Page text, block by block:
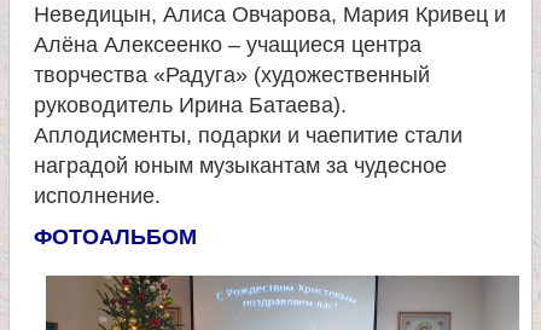
л
я
П
а
Неведицын, Алиса Овчарова, Мария Кривец и
Алёна Алексеенко – учащиеся центра
творчества «Радуга» (художественный
руководитель Ирина Батаева).
Аплодисменты, подарки и чаепитие стали
наградой юным музыкантам за чудесное
исполнение.
ФОТОАЛЬБОМ